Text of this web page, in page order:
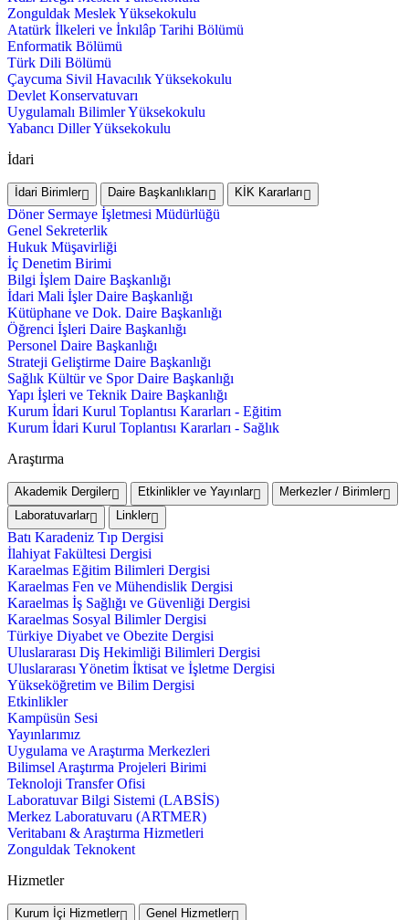
Zonguldak Meslek Yüksekokulu
Atatürk İlkeleri ve İnkılâp Tarihi Bölümü
Enformatik Bölümü
Türk Dili Bölümü
Çaycuma Sivil Havacılık Yüksekokulu
Devlet Konservatuvarı
Uygulamalı Bilimler Yüksekokulu
Yabancı Diller Yüksekokulu
İdari
İdari Birimler Daire Başkanlıkları KİK Kararları
Döner Sermaye İşletmesi Müdürlüğü
Genel Sekreterlik
Hukuk Müşavirliği
İç Denetim Birimi
Bilgi İşlem Daire Başkanlığı
İdari Mali İşler Daire Başkanlığı
Kütüphane ve Dok. Daire Başkanlığı
Öğrenci İşleri Daire Başkanlığı
Personel Daire Başkanlığı
Strateji Geliştirme Daire Başkanlığı
Sağlık Kültür ve Spor Daire Başkanlığı
Yapı İşleri ve Teknik Daire Başkanlığı
Kurum İdari Kurul Toplantısı Kararları - Eğitim
Kurum İdari Kurul Toplantısı Kararları - Sağlık
Araştırma
Akademik Dergiler Etkinlikler ve Yayınlar
Merkezler / Birimler
Laboratuvarlar
Linkler
Batı Karadeniz Tıp Dergisi
İlahiyat Fakültesi Dergisi
Karaelmas Eğitim Bilimleri Dergisi
Karaelmas Fen ve Mühendislik Dergisi
Karaelmas İş Sağlığı ve Güvenliği Dergisi
Karaelmas Sosyal Bilimler Dergisi
Türkiye Diyabet ve Obezite Dergisi
Uluslararası Diş Hekimliği Bilimleri Dergisi
Uluslararası Yönetim İktisat ve İşletme Dergisi
Yükseköğretim ve Bilim Dergisi
Etkinlikler
Kampüsün Sesi
Yayınlarımız
Uygulama ve Araştırma Merkezleri
Bilimsel Araştırma Projeleri Birimi
Teknoloji Transfer Ofisi
Laboratuvar Bilgi Sistemi (LABSİS)
Merkez Laboratuvaru (ARTMER)
Veritabanı & Araştırma Hizmetleri
Zonguldak Teknokent
Hizmetler
Kurum İçi Hizmetler
Genel Hizmetler